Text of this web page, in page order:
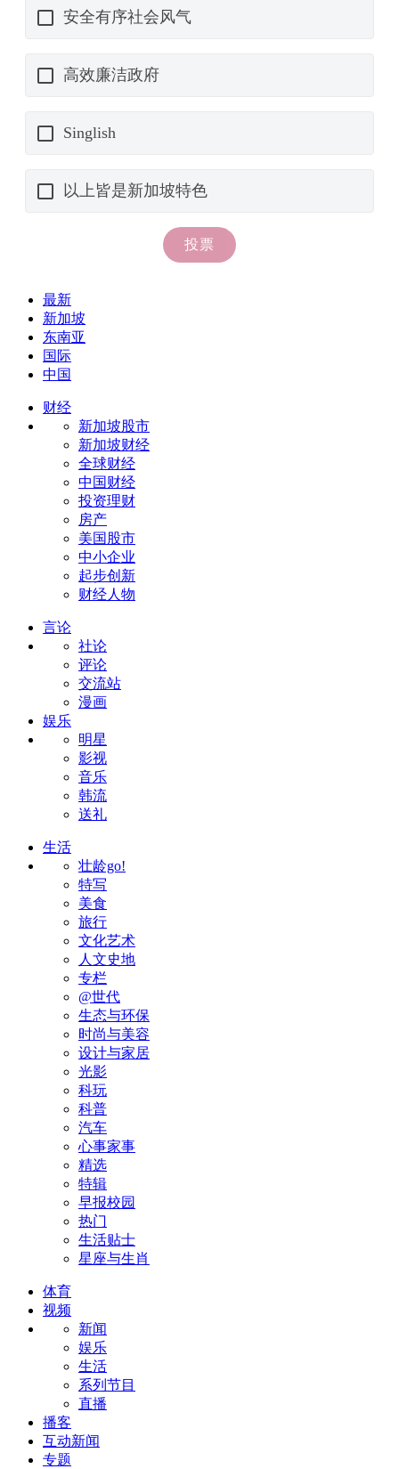
最新
新加坡
东南亚
国际
中国
财经
新加坡股市
新加坡财经
全球财经
中国财经
投资理财
房产
美国股市
中小企业
起步创新
财经人物
言论
社论
评论
交流站
漫画
娱乐
明星
影视
音乐
韩流
送礼
生活
壮龄go!
特写
美食
旅行
文化艺术
人文史地
专栏
@世代
生态与环保
时尚与美容
设计与家居
光影
科玩
科普
汽车
心事家事
精选
特辑
早报校园
热门
生活贴士
星座与生肖
体育
视频
新闻
娱乐
生活
系列节目
直播
播客
互动新闻
专题